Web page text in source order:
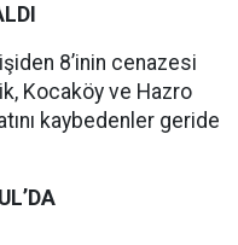
8’inin cenazesi
Kocaköy ve Hazro
kaybedenler geride